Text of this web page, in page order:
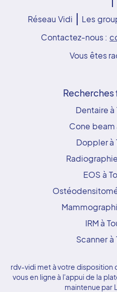
Réseau Vidi
Les
Contactez-nous :
Vous êtes
Dentaire à
Cone beam
Doppler à
EOS à
IRM à
Scanner à
rdv-vidi met à votre disposition
vous en ligne à l'appui de la
maintenue par